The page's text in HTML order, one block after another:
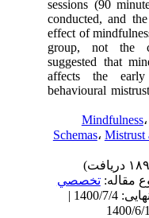
sessions (90
conducted, and
effect of
group, not the
suggested that
affects the
behavioural
Schemas،
تخصصي
دریافت: 1400/6/13 | ویرایش نهایی: 1400/7/4 |